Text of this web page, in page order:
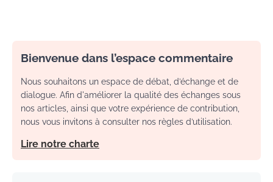
Bienvenue dans l’espace commentaire
Nous souhaitons un espace de débat, d’échange et de
dialogue. Afin d'améliorer la qualité des échanges sous
nos articles, ainsi que votre expérience de contribution,
nous vous invitons à consulter nos règles d’utilisation.
Lire notre charte